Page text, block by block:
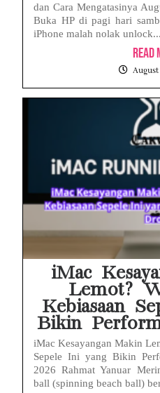
dan Cara Mengatasinya
Buka HP di pagi hari
iPhone malah nolak unlock...
Read
August
iMac
Lemot?
Kebiasaan
Bikin
iMac Kesayangan Makin
Sepele Ini yang Bikin
2026 Rahmat Yanuar
ball (spinning beach ball)